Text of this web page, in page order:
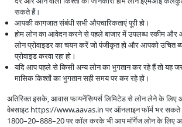
सकते हैं।
आपकी कागजात संबंधी सभी औपचारिकताएं पूरी हो।
होम लोन का आवेदन करने से पहले बाजार में उपलब्ध स्कीम
लोन प्रोवाइडर का चयन करें जो पंजीकृत हो और आपको उचित
प्रोवाइड करवा रहा हो।
यदि आप पहले से किसी अन्य लोन का भुगतान कर रहे हैं तो यह
मासिक किश्तों का भुगतान सही समय पर कर रहे हो।
अतिरिक्त इसके, आवास फायनेंसियर्स लिमिटेड से लोन लेने के
वेबसाइट https://www.aavas.in पर ऑनलाइन फॉर्म भर सकते
1800–20–888–20 पर कॉल करके भी आप मॉर्गेज लोन के